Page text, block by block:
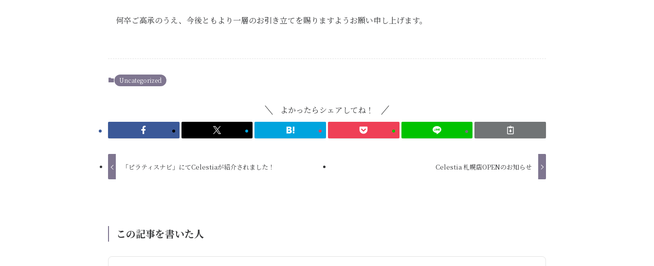
何卒ご高承のうえ、今後ともより一層のお引き立てを賜りますようお願い申し上げます。
Uncategorized
よかったらシェアしてね！
「ピラティスナビ」にてCelestiaが紹介されました！ Celestia 札幌店OPENのお知らせ
この記事を書いた人